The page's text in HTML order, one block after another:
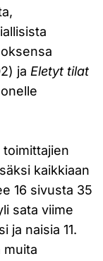
ja Eletyt tilat
toimittajien
kaikkiaan
16 sivusta 35
sata viime
ja naisia 11.
muita